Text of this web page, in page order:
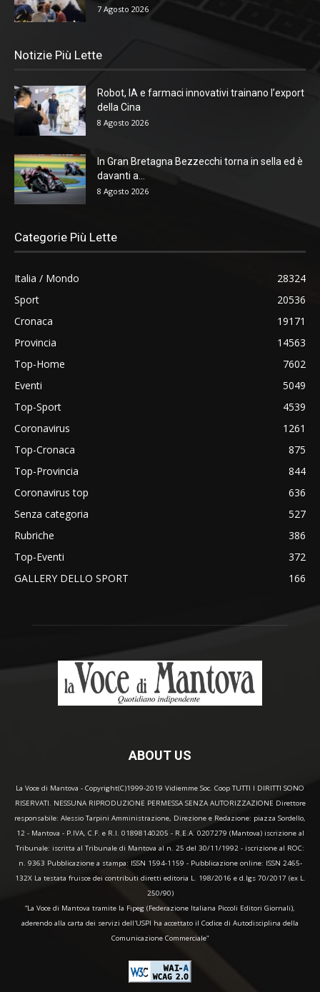
7 Agosto 2026
Notizie Più Lette
Robot, IA e farmaci innovativi trainano l’export
della Cina
8 Agosto 2026
In Gran Bretagna Bezzecchi torna in sella ed è
davanti a...
8 Agosto 2026
Categorie Più Lette
Italia / Mondo
28324
Sport
20536
Cronaca
19171
Provincia
14563
Top-Home
7602
Eventi
5049
Top-Sport
4539
Coronavirus
1261
Top-Cronaca
875
Top-Provincia
844
Coronavirus top
636
Senza categoria
527
Rubriche
386
Top-Eventi
372
GALLERY DELLO SPORT
166
ABOUT US
La Voce di Mantova - Copyright(C)1999-2019 Vidiemme Soc. Coop TUTTI I DIRITTI SONO
RISERVATI. NESSUNA RIPRODUZIONE PERMESSA SENZA AUTORIZZAZIONE Direttore
responsabile: Alessio Tarpini Amministrazione, Direzione e Redazione: piazza Sordello,
12 - Mantova - P.IVA, C.F. e R.I. 01898140205 - R.E.A. 0207279 (Mantova) iscrizione al
Tribunale: iscritta al Tribunale di Mantova al n. 25 del 30/11/1992 - iscrizione al ROC:
n. 9363 Pubblicazione a stampa: ISSN 1594-1159 - Pubblicazione online: ISSN 2465-
132X La testata fruisce dei contributi diretti editoria L. 198/2016 e d.lgs 70/2017 (ex L.
250/90)
“La Voce di Mantova tramite la Fipeg (Federazione Italiana Piccoli Editori Giornali),
aderendo alla carta dei servizi dell'USPI ha accettato il Codice di Autodisciplina della
Comunicazione Commerciale"